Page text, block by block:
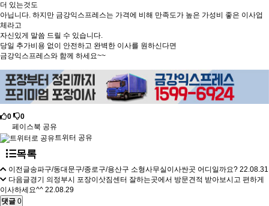
더 있는것도
아닙니다. 하지만 금강익스프레스는 가격에 비해 만족도가 높은 가성비 좋은 이사업
체라고
자신있게 말씀 드릴 수 있습니다.
당일 추가비용 없이 안전하고 완벽한 이사를 원하신다면
금강익스프레스와 함께 하세요~~
0
0
페이스북 공유
트위터 공유
목록
이전글송파구/동대문구/종로구/용산구 소형사무실이사싼곳 어디일까요? 22.08.31
다음글경기 의정부시 포장이삿짐센터 잘하는곳에서 방문견적 받아보시고 편하게
이사하세요^^ 22.08.29
댓글 0